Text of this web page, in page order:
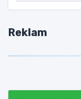
Reklam